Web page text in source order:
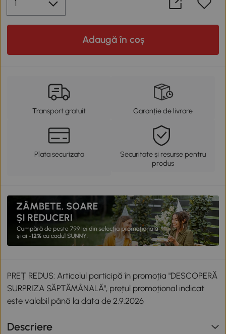
Adaugă în coș
Transport gratuit Garanție de livrare
Plata securizata
Securitate și resurse pentru
produs
PREȚ REDUS: Articolul participă în promoția "DESCOPERĂ
SURPRIZA SĂPTĂMÂNALĂ", prețul promoțional indicat
este valabil până la data de 2.9.2026
Descriere